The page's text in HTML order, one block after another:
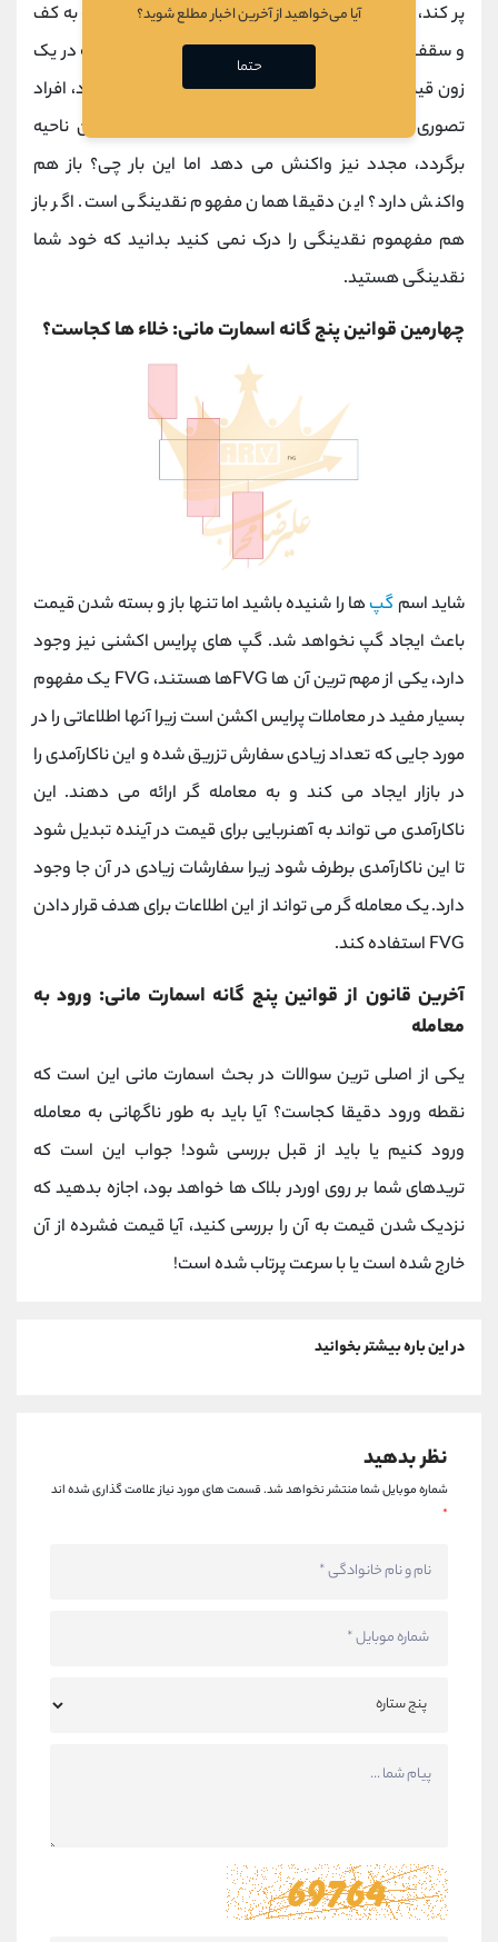
پر کند، حال این نقدینگی در کجا قرار دارد؟ دقت کنید که به کف
و سقف های
تحلیل تکنیکالبه سبک کلاسیک، زمانی که در یک
زون قیمت چندین بار ریجکت می شود و برگشت می خورد، افراد
تصوری بر این دارند که قیمت زمانی که باز هم به آن ناحیه
برگردد، مجدد نیز واکنش می دهد اما این بار چی؟ باز هم
واکنش دارد؟ این دقیقا همان مفهوم نقدینگی است. اگر باز
هم مفهموم نقدینگی را درک نمی کنید بدانید که خود شما
نقدینگی هستید.
چهارمین قوانین پنج گانه اسمارت مانی: خلاء ها کجاست؟
شاید اسم گپها را شنیده باشید اما تنها باز و بسته شدن قیمت
باعث ایجاد گپ نخواهد شد. گپ های پرایس اکشنی نیز وجود
دارد، یکی از مهم ترین آن ها FVGها هستند،
FVG یک مفهوم
بسیار مفید در معاملات پرایس اکشن است زیرا آنها اطلاعاتی را در
مورد جایی که تعداد زیادی سفارش تزریق شده و این ناکارآمدی را
در بازار ایجاد می کند و به معامله گر ارائه می دهند. این
ناکارآمدی می تواند به آهنربایی برای قیمت در آینده تبدیل شود
تا این ناکارآمدی برطرف شود زیرا سفارشات زیادی در آن جا وجود
دارد.یک معامله گر می تواند از این اطلاعات برای هدف قرار دادن
FVG استفاده کند.
آخرین قانون از قوانین پنج گانه اسمارت مانی: ورود به
معامله
یکی از اصلی ترین سوالات در بحث اسمارت مانی این است که
نقطه ورود دقیقا کجاست؟ آیا باید به طور ناگهانی به معامله
ورود کنیم یا باید از قبل بررسی شود! جواب این است که
تریدهای شما بر روی اوردر بلاک ها خواهد بود، اجازه بدهید که
نزدیک شدن قیمت به آن را بررسی کنید، آیا قیمت فشرده از آن
خارج شده است یا با سرعت پرتاب شده است!
در این باره بیشتر بخوانید
نظر بدهید
شماره موبایل شما منتشر نخواهد شد.قسمت های مورد نیاز علامت گذاری شده اند
*
آیا می‌خواهید از آخرین اخبار مطلع شوید؟
حتما